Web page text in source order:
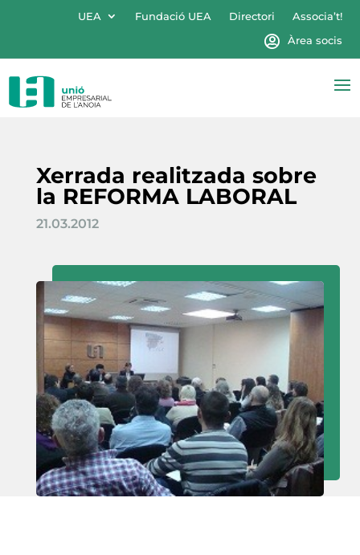
UEA Fundació UEA Directori
Associa’t!
Àrea socis
Xerrada realitzada sobre
la REFORMA LABORAL
21.03.2012